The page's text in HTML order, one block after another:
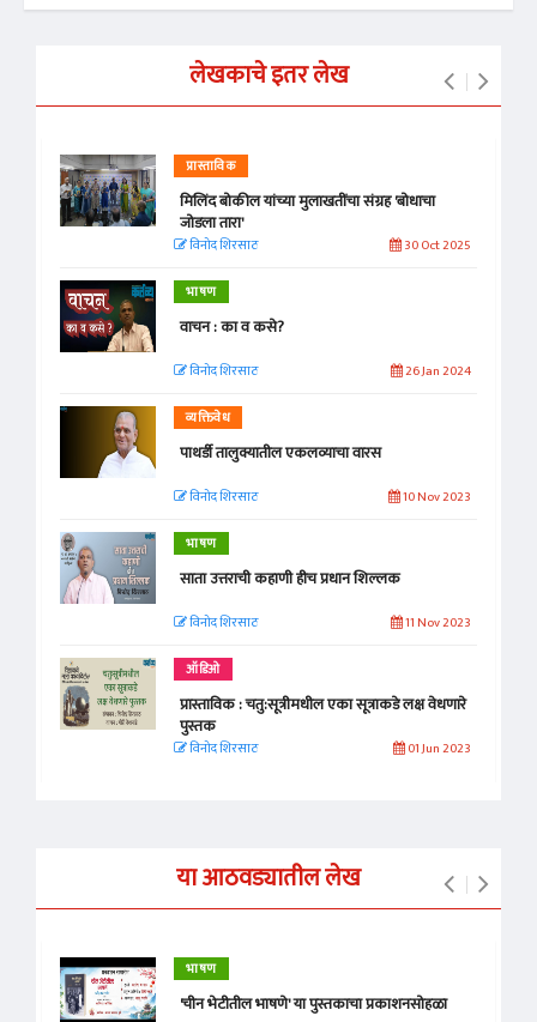
लेखकाचे इतर लेख
प्रास्ताविक
मिलिंद बोकील यांच्या मुलाखतींचा संग्रह 'बोधाचा
जोडला तारा'
विनोद शिरसाठ 30 Oct 2025
भाषण
वाचन : का व कसे?
विनोद शिरसाठ 26 Jan 2024
व्यक्तिवेध
पाथर्डी तालुक्यातील एकलव्याचा वारस
विनोद शिरसाठ 10 Nov 2023
भाषण
साता उत्तराची कहाणी हीच प्रधान शिल्लक
विनोद शिरसाठ 11 Nov 2023
ऑडिओ
प्रास्ताविक : चतु:सूत्रीमधील एका सूत्राकडे लक्ष वेधणारे
पुस्तक
विनोद शिरसाठ 01 Jun 2023
या आठवड्यातील लेख
भाषण
'चीन भेटीतील भाषणे' या पुस्तकाचा प्रकाशनसोहळा